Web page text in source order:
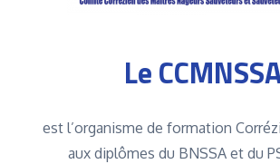
Le
est l’organisme de formation
aux diplômes du BNSSA et du